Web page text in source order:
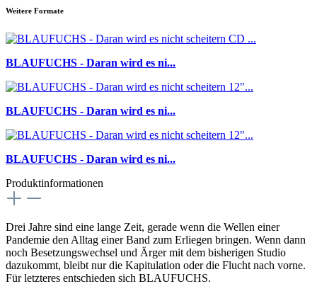
Weitere Formate
BLAUFUCHS - Daran wird es ni...
BLAUFUCHS - Daran wird es ni...
BLAUFUCHS - Daran wird es ni...
Produktinformationen
Drei Jahre sind eine lange Zeit, gerade wenn die Wellen einer
Pandemie den Alltag einer Band zum Erliegen bringen. Wenn dann
noch Besetzungswechsel und Ärger mit dem bisherigen Studio
dazukommt, bleibt nur die Kapitulation oder die Flucht nach vorne.
Für letzteres entschieden sich BLAUFUCHS.